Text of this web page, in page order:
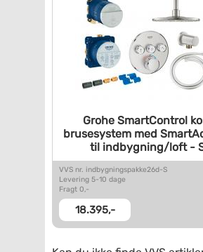
Grohe SmartControl
brusesystem med
til indbygning/loft -
VVS nr. indbygningspakke26d-S
Levering 5-10 dage
Fragt 0,-
18.395,-